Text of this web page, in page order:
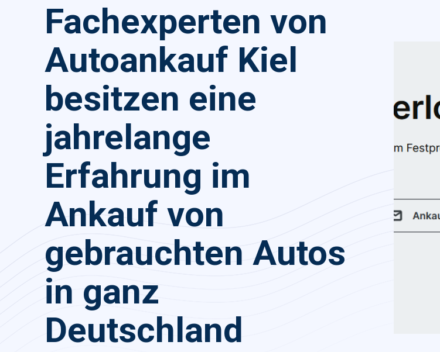
Fachexperten von
Autoankauf Kiel
besitzen eine
jahrelange
Erfahrung im
Ankauf von
gebrauchten Autos
in ganz
Deutschland